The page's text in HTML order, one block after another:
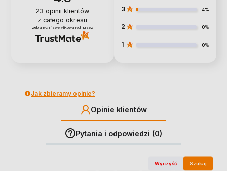
23 opinii klientów
z całego okresu
zebranych i zweryfikowanych przez
3 4%
2 0%
1 0%
Jak zbieramy opinie?
Opinie klientów
Pytania i odpowiedzi (0)
Wyczyść Szukaj